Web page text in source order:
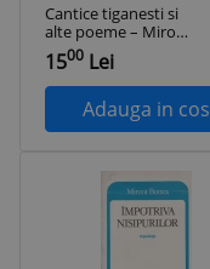
Cantice tiganesti si
alte poeme – Miron
Radu Paraschivescu
1500 Lei
Adauga in cos